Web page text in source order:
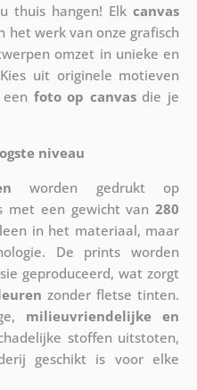
thuis hangen! Elkcanvas
het werk van onze grafisch
omzet in unieke en
uit originele motieven
foto op canvasdie je
niveau
worden gedrukt op
met een gewicht van280
in het materiaal, maar
De prints worden
geproduceerd, wat zorgt
zonder fletse tinten.
milieuvriendelijke en
stoffen uitstoten,
geschikt is voor elke